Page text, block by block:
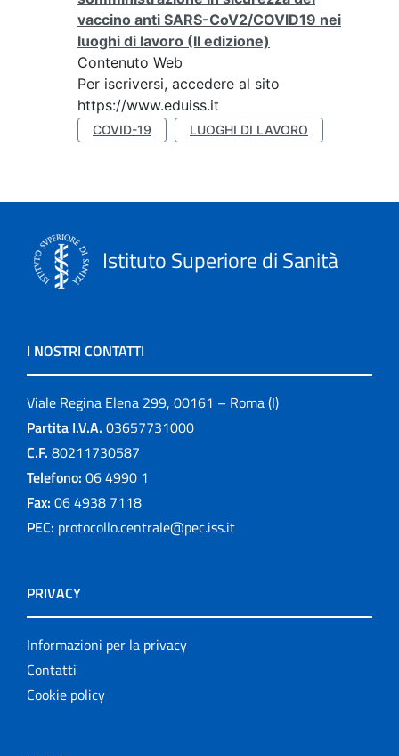
vaccino anti SARS-CoV2/COVID19 nei
luoghi di lavoro (II edizione)
Contenuto Web
Per iscriversi, accedere al sito
https://www.eduiss.it
COVID-19 LUOGHI DI LAVORO
Istituto Superiore di Sanità
I NOSTRI CONTATTI
Viale Regina Elena 299, 00161 – Roma (I)
Partita I.V.A. 03657731000
C.F. 80211730587
Telefono: 06 4990 1
Fax: 06 4938 7118
PEC: protocollo.centrale@pec.iss.it
PRIVACY
Informazioni per la privacy
Contatti
Cookie policy